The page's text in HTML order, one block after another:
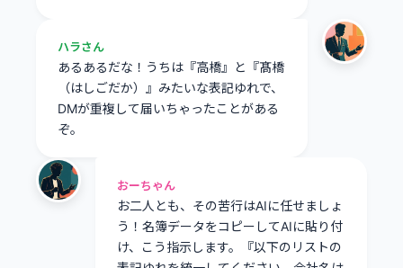
ハラさん
あるあるだな！うちは『高橋』と『髙橋
（はしごだか）』みたいな表記ゆれで、
DMが重複して届いちゃったことがある
ぞ。
おーちゃん
お二人とも、その苦行はAIに任せましょ
う！名簿データをコピーしてAIに貼り付
け、こう指示します。『以下のリストの